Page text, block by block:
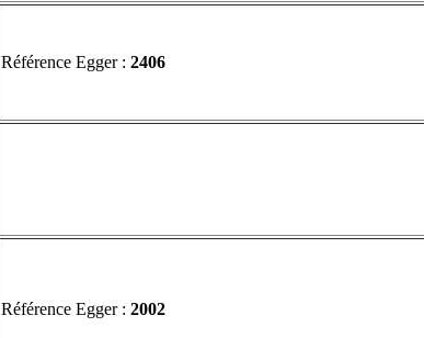
Référence Egger : 2406
Référence Egger : 2002